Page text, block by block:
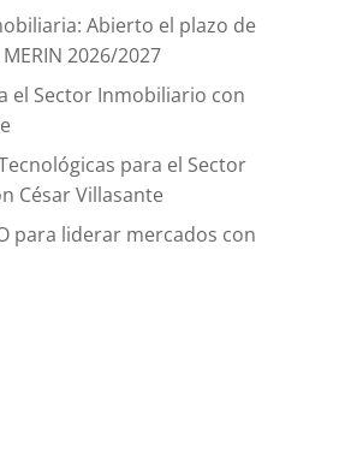
Abierto el plazo de
2026/2027
el Sector Inmobiliario con
para el Sector
César Villasante
para liderar mercados con